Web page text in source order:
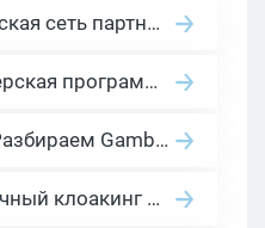
SalesDoubler: украинская сеть партнерских программ с оплатой за действие
Partners 1win: партнерская программа казино в нише гемблинг арбитраж
2026 Гемблинг это: Разбираем Gambling вертикаль, и все что связано с гемблинг и беттинг офферами
Cloaking House: облачный клоакинг для фильтрации ботов FB и Google Ads — гайд PHP-интеграции 2026